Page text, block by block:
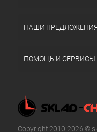
НАШИ ПРЕДЛОЖЕНИЯ
ПОМОЩЬ И СЕРВИСЫ
Copyright 2010-2026 ©